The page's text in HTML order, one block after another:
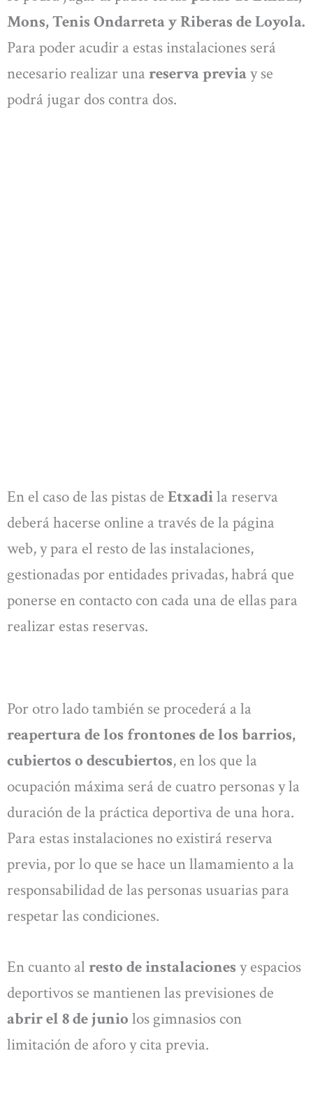
Mons, Tenis Ondarreta y Riberas de Loyola.
Para poder acudir a estas instalaciones será
necesario realizar una reserva previay se
podrá jugar dos contra dos.
En el caso de las pistas de Etxadila reserva
deberá hacerse online a través de la página
web, y para el resto de las instalaciones,
gestionadas por entidades privadas, habrá que
ponerse en contacto con cada una de ellas para
realizar estas reservas.
Por otro lado también se procederá a la
reapertura de los frontones de los barrios,
cubiertos o descubiertos, en los que la
ocupación máxima será de cuatro personas y la
duración de la práctica deportiva de una hora.
Para estas instalaciones no existirá reserva
previa, por lo que se hace un llamamiento a la
responsabilidad de las personas usuarias para
respetar las condiciones.
En cuanto al resto de instalaciones y espacios
deportivos se mantienen las previsiones de
abrir el 8 de junio los gimnasios con
limitación de aforo y cita previa.